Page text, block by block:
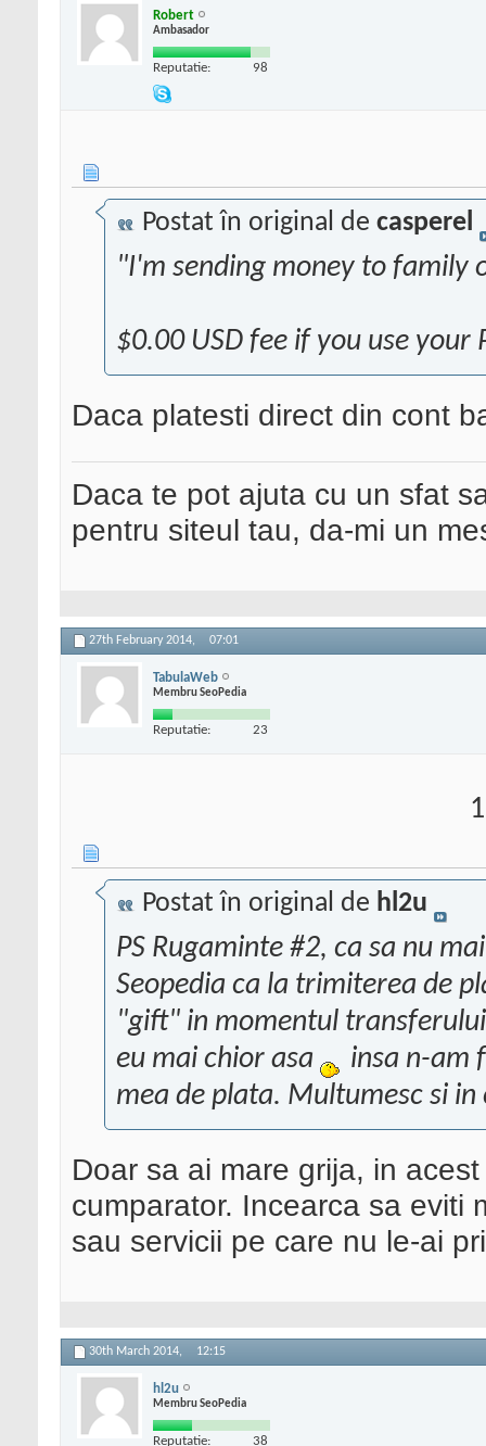
Robert
Ambasador
Reputatie: 98
Postat în original de casperel
"I'm sending money to family
$0.00 USD fee if you use
Daca platesti direct din cont
Daca te pot ajuta cu un sfat
pentru siteul tau, da-mi un
27th February 2014, 07:01
TabulaWeb
Membru SeoPedia
Reputatie: 23
Postat în original de hl2u
PS Rugaminte #2, ca sa nu
Seopedia ca la trimiterea de
"gift" in momentul
eu mai chior asa
insa n-am
mea de plata. Multumesc si
Doar sa ai mare grija, in
cumparator. Incearca sa eviti
sau servicii pe care nu le-ai
30th March 2014, 12:15
hl2u
Membru SeoPedia
Reputatie: 38